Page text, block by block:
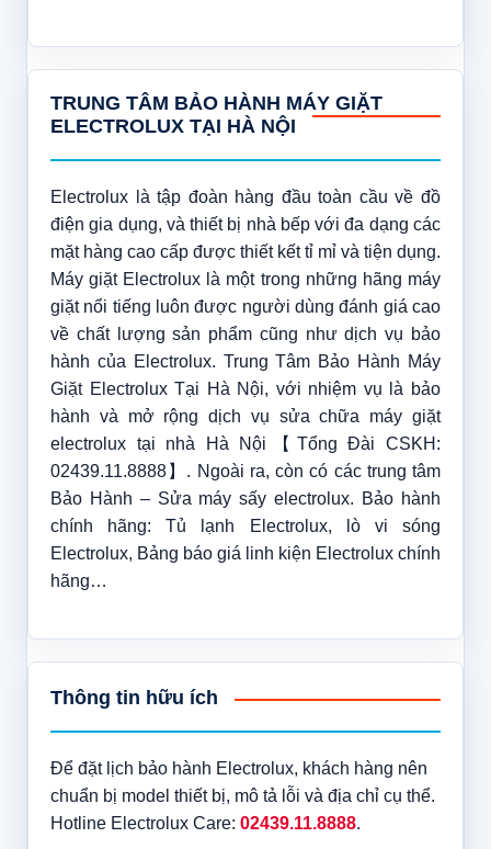
TRUNG TÂM BẢO HÀNH MÁY GIẶT
ELECTROLUX TẠI HÀ NỘI
Electrolux là tập đoàn hàng đầu toàn cầu về đồ
điện gia dụng, và thiết bị nhà bếp với đa dạng các
mặt hàng cao cấp được thiết kết tỉ mỉ và tiện dụng.
Máy giặt Electrolux là một trong những hãng máy
giặt nổi tiếng luôn được người dùng đánh giá cao
về chất lượng sản phẩm cũng như dịch vụ bảo
hành của Electrolux. Trung Tâm Bảo Hành Máy
Giặt Electrolux Tại Hà Nội, với nhiệm vụ là bảo
hành và mở rộng dịch vụ sửa chữa máy giặt
electrolux tại nhà Hà Nội【Tổng Đài CSKH:
02439.11.8888】. Ngoài ra, còn có các trung tâm
Bảo Hành – Sửa máy sấy electrolux. Bảo hành
chính hãng: Tủ lạnh Electrolux, lò vi sóng
Electrolux, Bảng báo giá linh kiện Electrolux chính
hãng…
Thông tin hữu ích
Để đặt lịch bảo hành Electrolux, khách hàng nên
chuẩn bị model thiết bị, mô tả lỗi và địa chỉ cụ thể.
Hotline Electrolux Care: 02439.11.8888.